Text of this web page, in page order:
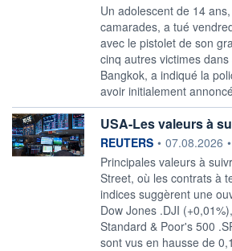
Un adolescent de 14
camarades, a tué
avec le pistolet de son
cinq autres victimes
Bangkok, a indiqué la
avoir initialement
USA-Les valeurs à
information fournie par
REUTERS • 07.08.2026 •
Principales valeurs à
Street, où les contrats à
indices suggèrent une
Dow Jones .DJI
Standard & Poor's 500
sont vus en hausse de